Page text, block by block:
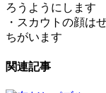
ろうようにします
・スカウトの顔は
ちがいます
関連記事